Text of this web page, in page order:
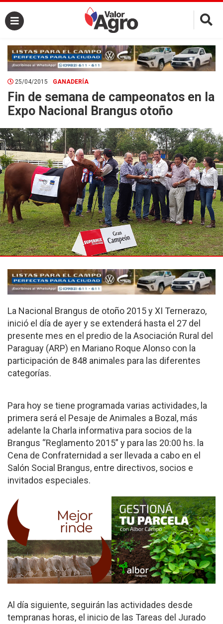
×
25/04/2015 GANADERÍA
Fin de semana de campeonatos en la
Expo Nacional Brangus otoño
La Nacional Brangus de otoño 2015 y XI Ternerazo,
inició el día de ayer y se extenderá hasta el 27 del
presente mes en el predio de la Asociación Rural del
Paraguay (ARP) en Mariano Roque Alonso con la
participación de 848 animales para las diferentes
categorías.
Para hoy se tiene programada varias actividades, la
primera será el Pesaje de Animales a Bozal, más
adelante la Charla informativa para socios de la
Brangus “Reglamento 2015” y para las 20:00 hs. la
Cena de Confraternidad a ser llevada a cabo en el
Salón Social Brangus, entre directivos, socios e
invitados especiales.
Al día siguiente, seguirán las actividades desde
tempranas horas, el inicio de las Tareas del Jurado